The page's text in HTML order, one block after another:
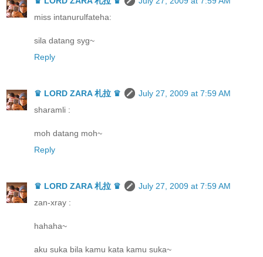
miss intanurulfateha:
sila datang syg~
Reply
♛ LORD ZARA 札拉 ♛
July 27, 2009 at 7:59 AM
sharamli :
moh datang moh~
Reply
♛ LORD ZARA 札拉 ♛
July 27, 2009 at 7:59 AM
zan-xray :
hahaha~
aku suka bila kamu kata kamu suka~